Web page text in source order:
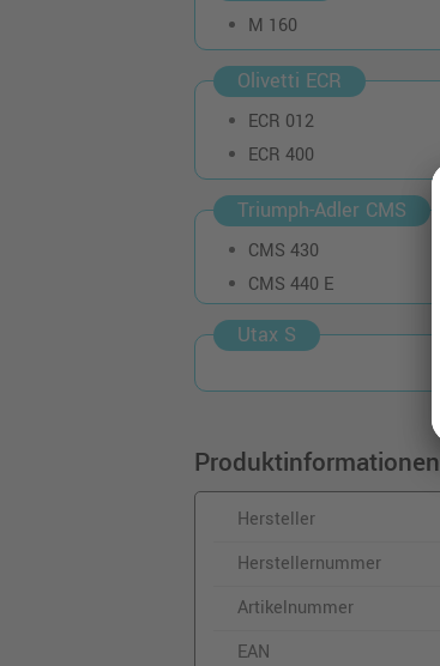
M 160
Olivetti ECR
ECR 012
ECR 400
Triumph-Adler CMS
CMS 430
CMS 440 E
Utax S
Produktinformationen
Hersteller
Herstellernummer
Artikelnummer
EAN